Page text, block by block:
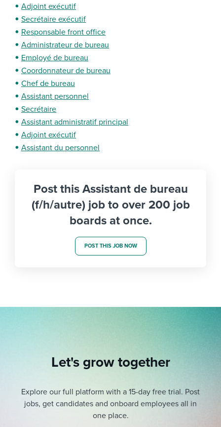
Adjoint exécutif
Secrétaire exécutif
Responsable front office
Administrateur de bureau
Employé de bureau
Coordonnateur de bureau
Chef de bureau
Assistant personnel
Secrétaire
Assistant administratif principal
Adjoint exécutif
Assistant du personnel
Post this Assistant de bureau
(f/h/autre) job to over 200 job
boards at once.
POST THIS JOB NOW
Let's grow together
Explore our full platform with a 15-day free trial. Post
jobs, get candidates and onboard employees all in
one place.